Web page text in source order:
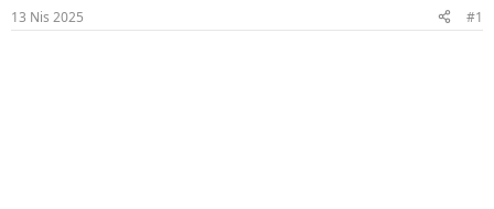
B
a
ı
13 Nis 2025 #1